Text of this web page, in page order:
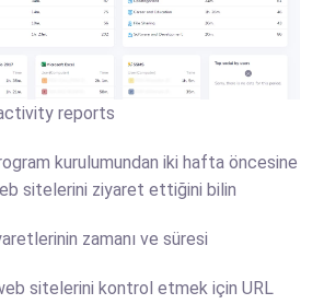
reports
kurulumundan iki hafta öncesine
sitelerini ziyaret ettiğini bilin
zamanı ve süresi
sitelerini kontrol etmek için URL